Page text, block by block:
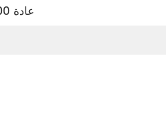
عادة 100000 قطعة/شهريا